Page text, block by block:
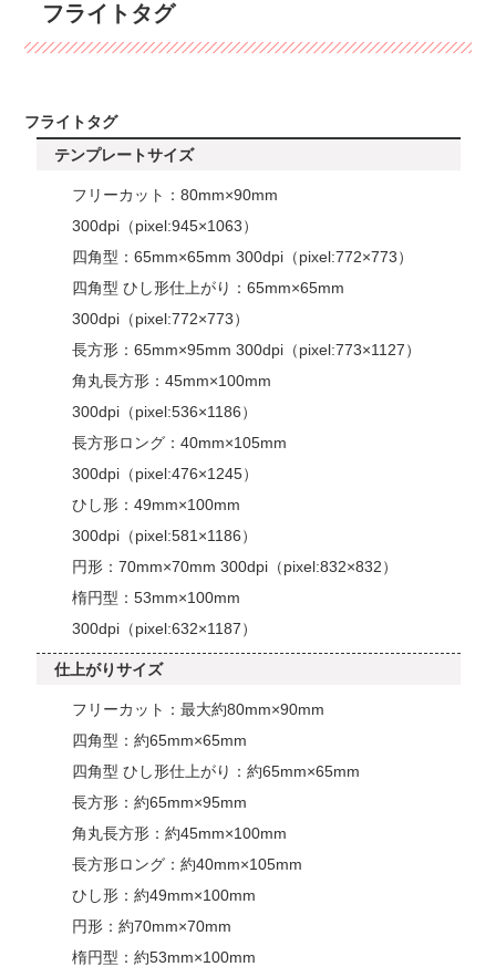
フライトタグ
フライトタグ
テンプレートサイズ
フリーカット：80mm×90mm
300dpi（pixel:945×1063）
四角型：65mm×65mm 300dpi（pixel:772×773）
四角型 ひし形仕上がり：65mm×65mm
300dpi（pixel:772×773）
長方形：65mm×95mm 300dpi（pixel:773×1127）
角丸長方形：45mm×100mm
300dpi（pixel:536×1186）
長方形ロング：40mm×105mm
300dpi（pixel:476×1245）
ひし形：49mm×100mm
300dpi（pixel:581×1186）
円形：70mm×70mm 300dpi（pixel:832×832）
楕円型：53mm×100mm
300dpi（pixel:632×1187）
仕上がりサイズ
フリーカット：最大約80mm×90mm
四角型：約65mm×65mm
四角型 ひし形仕上がり：約65mm×65mm
長方形：約65mm×95mm
角丸長方形：約45mm×100mm
長方形ロング：約40mm×105mm
ひし形：約49mm×100mm
円形：約70mm×70mm
楕円型：約53mm×100mm